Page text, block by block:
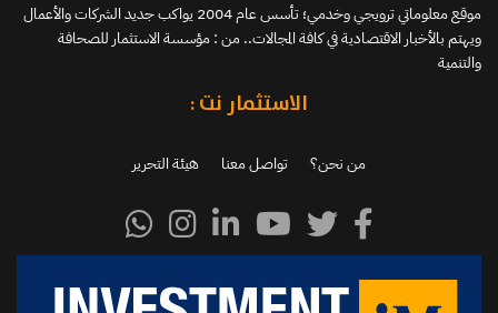
موقع معلوماتي ترويجي وخدمي؛ تأسس عام 2004 يواكب جديد الشركات والأعمال
ويهتم بالأخبار الاقتصادية في كافة المجالات.. من : مؤسسة الاستثمار للصحافة
والتنمية
الاستثمار نت :
من نحن؟ تواصل معنا هيئة التحرير